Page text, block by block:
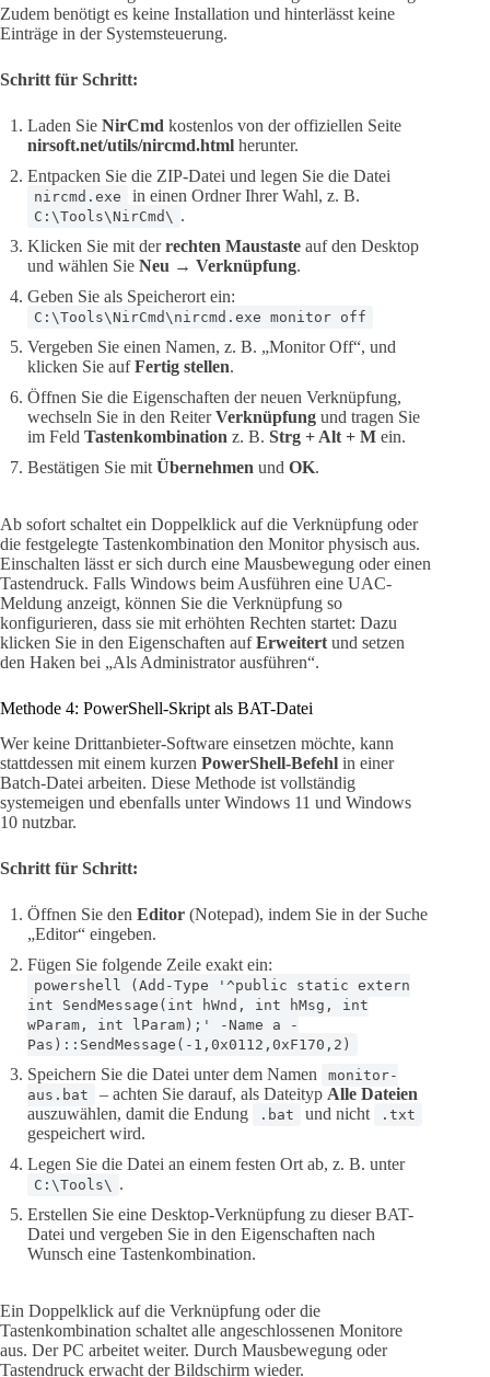
Zudem benötigt es keine Installation und hinterlässt keine
Einträge in der Systemsteuerung.
Schritt für Schritt:
Laden Sie NirCmd kostenlos von der offiziellen Seite
nirsoft.net/utils/nircmd.html herunter.
Entpacken Sie die ZIP-Datei und legen Sie die Datei
nircmd.exe in einen Ordner Ihrer Wahl, z. B.
C:\Tools\NirCmd\ .
Klicken Sie mit derrechten Maustaste auf den Desktop
und wählen Sie Neu → Verknüpfung.
Geben Sie als Speicherort ein:
C:\Tools\NirCmd\nircmd.exe monitor off
Vergeben Sie einen Namen, z. B. „Monitor Off“, und
klicken Sie aufFertig stellen.
Öffnen Sie die Eigenschaften der neuen Verknüpfung,
wechseln Sie in den ReiterVerknüpfung und tragen Sie
im Feld Tastenkombination z. B. Strg + Alt + M ein.
Bestätigen Sie mit Übernehmen und OK.
Ab sofort schaltet ein Doppelklick auf die Verknüpfung oder
die festgelegte Tastenkombination den Monitor physisch aus.
Einschalten lässt er sich durch eine Mausbewegung oder einen
Tastendruck. Falls Windows beim Ausführen eine UAC-
Meldung anzeigt, können Sie die Verknüpfung so
konfigurieren, dass sie mit erhöhten Rechten startet: Dazu
klicken Sie in den Eigenschaften aufErweitert und setzen
den Haken bei „Als Administrator ausführen“.
Methode 4: PowerShell-Skript als BAT-Datei
Wer keine Drittanbieter-Software einsetzen möchte, kann
stattdessen mit einem kurzen PowerShell-Befehl in einer
Batch-Datei arbeiten. Diese Methode ist vollständig
systemeigen und ebenfalls unter Windows 11 und Windows
10 nutzbar.
Schritt für Schritt:
Öffnen Sie den Editor (Notepad), indem Sie in der Suche
„Editor“ eingeben.
Fügen Sie folgende Zeile exakt ein:
powershell (Add-Type '^public static extern
int SendMessage(int hWnd, int hMsg, int
wParam, int lParam);' -Name a -
Pas)::SendMessage(-1,0x0112,0xF170,2)
Speichern Sie die Datei unter dem Namen
monitor-
aus.bat
– achten Sie darauf, als Dateityp Alle Dateien
auszuwählen, damit die Endung
.bat und nicht .txt
gespeichert wird.
Legen Sie die Datei an einem festen Ort ab, z. B. unter
C:\Tools\ .
Erstellen Sie eine Desktop-Verknüpfung zu dieser BAT-
Datei und vergeben Sie in den Eigenschaften nach
Wunsch eine Tastenkombination.
Ein Doppelklick auf die Verknüpfung oder die
Tastenkombination schaltet alle angeschlossenen Monitore
aus. Der PC arbeitet weiter. Durch Mausbewegung oder
Tastendruck erwacht der Bildschirm wieder.